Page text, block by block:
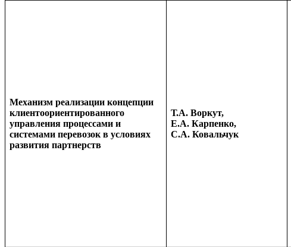
Механизм реализации концепции
клиентоориентированного
управления процессами и
системами перевозок в условиях
развития партнерств
Т.А. Воркут,
Е.А. Карпенко,
С.А. Ковальчук